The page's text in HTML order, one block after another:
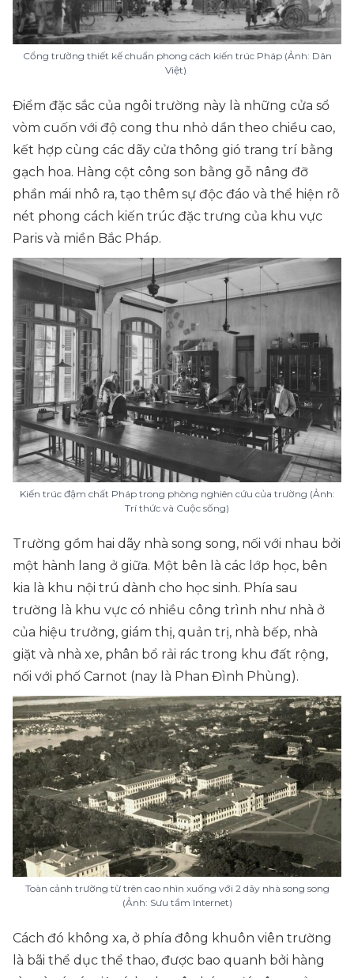
Cổng trường thiết kế chuẩn phong cách kiến trúc Pháp (Ảnh: Dân
Việt)
Điểm đặc sắc của ngôi trường này là những cửa sổ
vòm cuốn với độ cong thu nhỏ dần theo chiều cao,
kết hợp cùng các dãy cửa thông gió trang trí bằng
gạch hoa. Hàng cột công son bằng gỗ nâng đỡ
phần mái nhô ra, tạo thêm sự độc đáo và thể hiện rõ
nét phong cách kiến trúc đặc trưng của khu vực
Paris và miền Bắc Pháp.
Kiến trúc đậm chất Pháp trong phòng nghiên cứu của trường (Ảnh:
Trí thức và Cuộc sống)
Trường gồm hai dãy nhà song song, nối với nhau bởi
một hành lang ở giữa. Một bên là các lớp học, bên
kia là khu nội trú dành cho học sinh. Phía sau
trường là khu vực có nhiều công trình như nhà ở
của hiệu trưởng, giám thị, quản trị, nhà bếp, nhà
giặt và nhà xe, phân bổ rải rác trong khu đất rộng,
nối với phố Carnot (nay là Phan Đình Phùng).
Toàn cảnh trường từ trên cao nhìn xuống với 2 dãy nhà song song
(Ảnh: Sưu tầm Internet)
Cách đó không xa, ở phía đông khuôn viên trường
là bãi thể dục thể thao, được bao quanh bởi hàng